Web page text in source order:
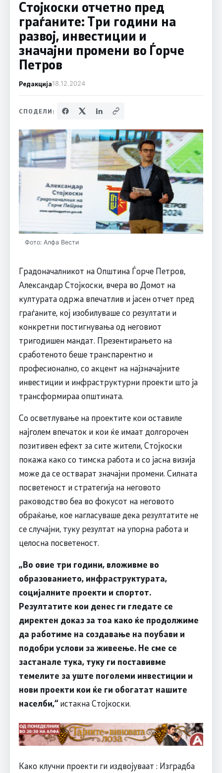
Стојкоски отчетно пред
граѓаните: Tри години на
развој, инвестиции и
значајни промени во Ѓорче
Петров
Редакција18.12.2024
СПОДЕЛИ:
Фото: Алфа Вести
Градоначалникот на Општина Ѓорче Петров,
Александар Стојкоски, вчера во Домот на
културата одржа впечатлив и јасен отчет пред
граѓаните, кој изобилуваше со резултати и
конкретни постигнувања од неговиот
тригодишен мандат. Презентирањето на
сработеното беше транспарентно и
професионално, со акцент на најзначајните
инвестиции и инфраструктурни проекти што ја
трансформираа општината.
Со осветлување на проектите кои оставиле
најголем впечаток и кои ќе имаат долгорочен
позитивен ефект за сите жители, Стојкоски
покажа како со тимска работа и со јасна визија
може да се остварат значајни промени. Силната
посветеност и стратегија на неговото
раководство беа во фокусот на неговото
обраќање, кое нагласуваше дека резултатите не
се случајни, туку резултат на упорна работа и
целосна посветеност.
„Во овие три години, вложивме во
образованието, инфраструктурата,
социјалните проекти и спортот.
Резултатите кои денес ги гледате се
директен доказ за тоа како ќе продолжиме
да работиме на создавање на поубави и
подобри услови за живеење. Не сме се
застанале тука, туку ги поставивме
темелите за уште поголеми инвестиции и
нови проекти кои ќе ги обогатат нашите
населби,“истакна Стојкоски.
Како клучни проекти ги издвојуваат : Изградба